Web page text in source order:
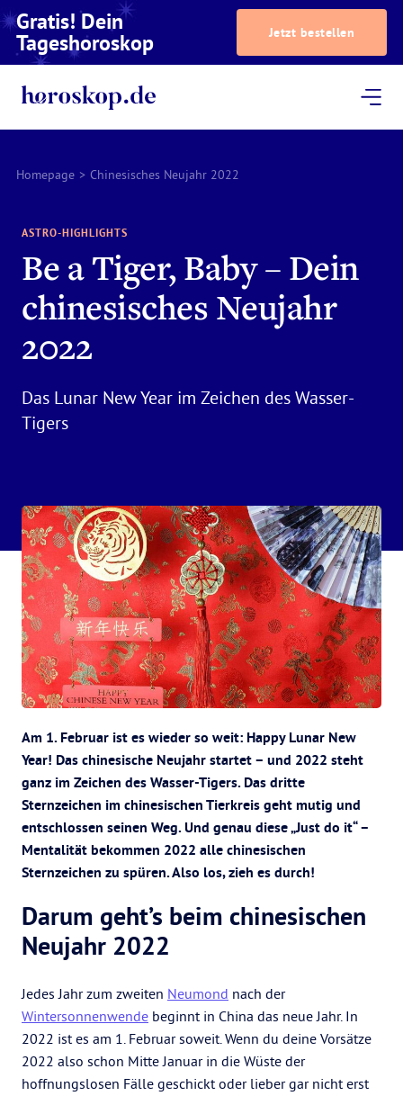
Gratis! Dein
Tageshoroskop Jetzt bestellen
Homepage > Chinesisches Neujahr 2022
ASTRO-HIGHLIGHTS
Be a Tiger, Baby – Dein
chinesisches Neujahr
2022
Das Lunar New Year im Zeichen des Wasser-
Tigers
Am 1. Februar ist es wieder so weit: Happy Lunar New
Year! Das chinesische Neujahr startet – und 2022 steht
ganz im Zeichen des Wasser-Tigers. Das dritte
Sternzeichen im chinesischen Tierkreis geht mutig und
entschlossen seinen Weg. Und genau diese „Just do it“ –
Mentalität bekommen 2022 alle chinesischen
Sternzeichen zu spüren. Also los, zieh es durch!
Darum geht’s beim chinesischen
Neujahr 2022
Jedes Jahr zum zweiten Neumond nach der
Wintersonnenwende beginnt in China das neue Jahr. In
2022 ist es am 1. Februar soweit. Wenn du deine Vorsätze
2022 also schon Mitte Januar in die Wüste der
hoffnungslosen Fälle geschickt oder lieber gar nicht erst